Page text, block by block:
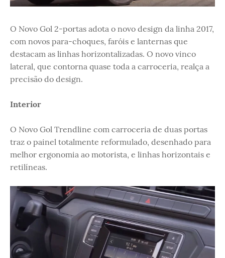
O Novo Gol 2-portas adota o novo design da linha 2017,
com novos para-choques, faróis e lanternas que
destacam as linhas horizontalizadas. O novo vinco
lateral, que contorna quase toda a carroceria, realça a
precisão do design.
Interior
O Novo Gol Trendline com carroceria de duas portas
traz o painel totalmente reformulado, desenhado para
melhor ergonomia ao motorista, e linhas horizontais e
retilíneas.